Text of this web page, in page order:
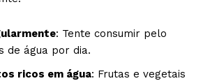
: Tente consumir pelo
de água por dia.
ricos em água: Frutas e vegetais